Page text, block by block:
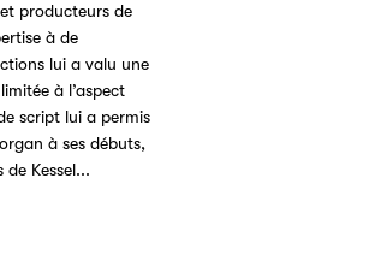
producteurs de
à de
lui a valu une
à l’aspect
script lui a permis
à ses débuts,
Kessel...